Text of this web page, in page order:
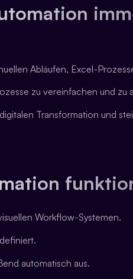
Abläufen, Excel-
zu vereinfachen und zu
Transformation und
Workflow-Systemen.
automatisch aus.